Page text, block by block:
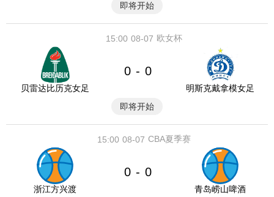
即将开始
08-07
15:00 欧女杯
贝雷达比历克女足
0 - 0
明斯克戴拿模女足
即将开始
08-07
15:00 CBA夏季赛
浙江方兴渡
0 - 0
青岛崂山啤酒